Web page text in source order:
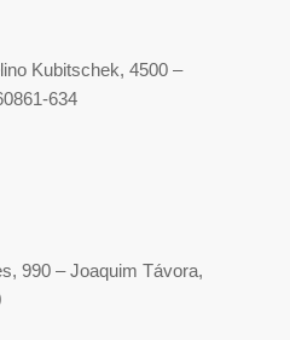
Kubitschek, 4500 –
634
990 – Joaquim Távora,